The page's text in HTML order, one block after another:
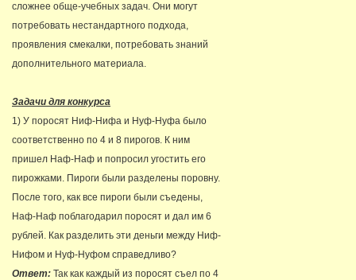
сложнее обще-учебных задач. Они могут
потребовать нестандартного подхода,
проявления смекалки, потребовать знаний
дополнительного материала.
Задачи для конкурса
1) У поросят Ниф-Нифа и Нуф-Нуфа было
соответственно по 4 и 8 пирогов. К ним
пришел Наф-Наф и попросил угостить его
пирожками. Пироги были разделены поровну.
После того, как все пироги были съедены,
Наф-Наф поблагодарил поросят и дал им 6
рублей. Как разделить эти деньги между Ниф-
Нифом и Нуф-Нуфом справедливо?
Ответ: Так как каждый из поросят съел по 4